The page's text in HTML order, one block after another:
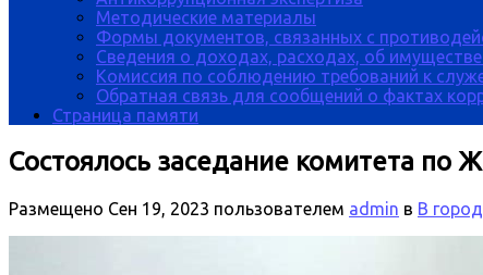
Методические материалы
Формы документов, связанных с
Сведения о доходах, расходах, об
Комиссия по соблюдению требований к
Обратная связь для сообщений о фактах
Страница памяти
Состоялось заседание комитета по
Размещено Сен 19, 2023 пользователем admin в В